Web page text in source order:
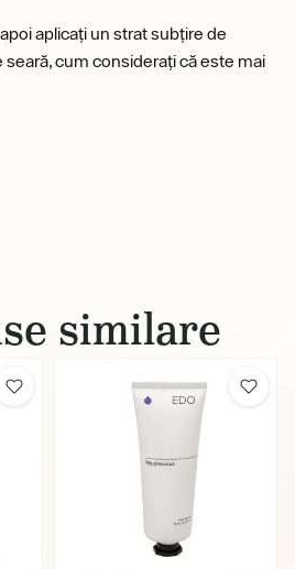
aplicați un strat subțire de
cum considerați că este mai
similare